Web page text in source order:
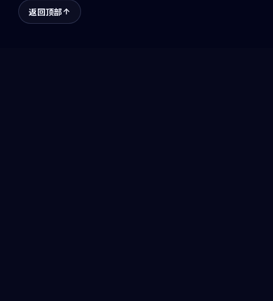
返回顶部